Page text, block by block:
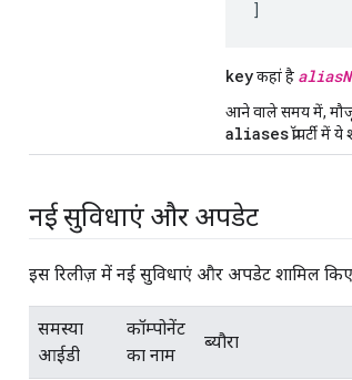
keyकहां है
आने वाले समय में,
aliasesप्रॉपर्टी में
नई सुविधाएं और अपडेट
इस रिलीज़ में नई सुविधाएं और अपडेट शामिल
समस्या
आईडी
कॉम्पोनेंट
का नाम
ब्यौरा